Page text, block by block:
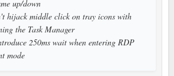
up/down
hijack middle click on tray icons with
the Task Manager
250ms wait when entering RDP
mode